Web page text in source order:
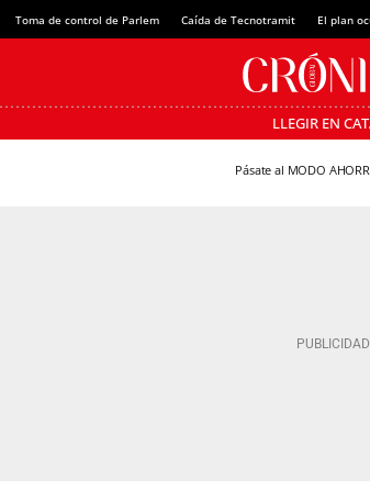
Toma de control de Parlem Caída de Tecnotramit El plan
LLEGIR EN
Pásate al MODO